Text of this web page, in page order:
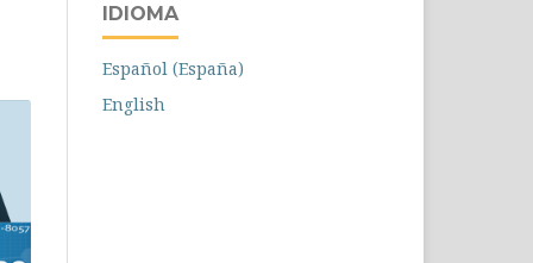
IDIOMA
Español (España)
English